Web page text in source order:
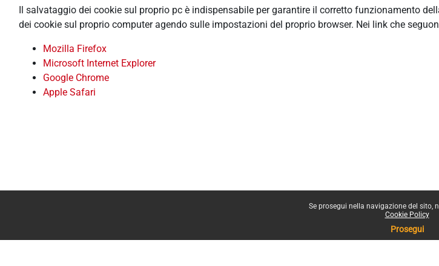
Se prosegui nella navigazione del sito,
Cookie Policy
Prosegui
Il salvataggio dei cookie sul proprio pc è indispensabile per garantire il corretto funzionamento
dei cookie sul proprio computer agendo sulle impostazioni del proprio browser. Nei link che
Mozilla Firefox
Microsoft Internet Explorer
Google Chrome
Apple Safari